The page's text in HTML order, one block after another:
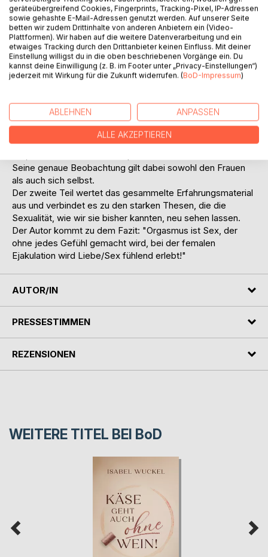
Von den 46 Probandinnen, die er in das Stadium der
ständigen femalen Ejakulation brachte, stellt er in diesem
Buch einige vor. Daher ist das Buch zweigeteilt: Ohne
Scheu und mit großer Lust an der Schilderung seiner
erotisch-sexuellen Abenteuer bildet der erste Teil die
sexuelle Erziehung des Forschers. Außerdem wird hier an
zahlreichen Beispielen gezeigt, wie sich seine Fragen
Sexszenen stehen nicht für sich, immer sind sie verbunden
mit Frauen, zu denen der Erzähler eine gefühlvolle
Verbindung hat. Trotzdem kommen natürlich die expliziten
Sexszenen nicht zu kurz, denn was hier erforscht werden
Seine genaue Beobachtung gilt dabei sowohl den Frauen
als auch sich selbst.
Der zweite Teil wertet das gesammelte Erfahrungsmaterial
aus und verbindet es zu den starken Thesen, die die
Sexualität, wie wir sie bisher kannten, neu sehen lassen.
Der Autor kommt zu dem Fazit: "Orgasmus ist Sex, der
ohne jedes Gefühl gemacht wird, bei der femalen
Ejakulation wird Liebe/Sex fühlend erlebt!"
AUTOR/IN
PRESSESTIMMEN
REZENSIONEN
WEITERE TITEL BEI BoD
geräteübergreifend Cookies, Fingerprints, Tracking-Pixel, IP-Adressen
sowie gehashte E-Mail-Adressen genutzt werden. Auf unserer Seite
betten wir zudem Drittinhalte von anderen Anbietern ein (Video-
Plattformen). Wir haben auf die weitere Datenverarbeitung und ein
etwaiges Tracking durch den Drittanbieter keinen Einfluss. Mit deiner
Einstellung willigst du in die oben beschriebenen Vorgänge ein. Du
kannst deine Einwilligung (z. B. im Footer unter „Privacy-Einstellungen“)
jederzeit mit Wirkung für die Zukunft widerrufen. (BoD-Impressum)
ABLEHNEN ANPASSEN
ALLE AKZEPTIEREN